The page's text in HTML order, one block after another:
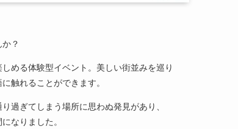
？
める体験型イベント。美しい街並みを巡り
触れることができます。
過ぎてしまう場所に思わぬ発見があり、
なりました。